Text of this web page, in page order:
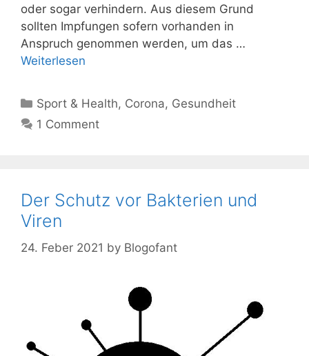
oder sogar verhindern. Aus diesem Grund
sollten Impfungen sofern vorhanden in
Anspruch genommen werden, um das …
Weiterlesen
Kategorien
Sport & Health, Corona, Gesundheit
1 Comment
Der Schutz vor Bakterien und
Viren
24. Feber 2021 by Blogofant